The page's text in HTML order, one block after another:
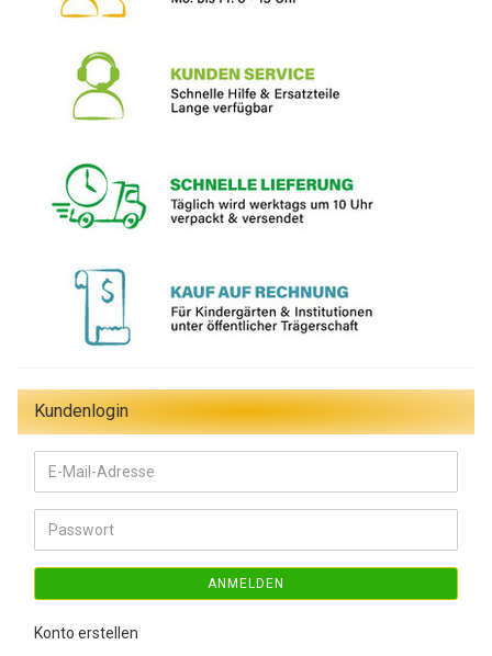
Kundenlogin
E-
Mail-
Adresse
Passwort
ANMELDEN
Konto erstellen